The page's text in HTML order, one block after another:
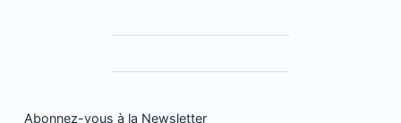
Abonnez-vous à la Newsletter